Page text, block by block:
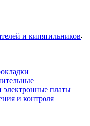
и кипятильников
электронные платы
и контроля